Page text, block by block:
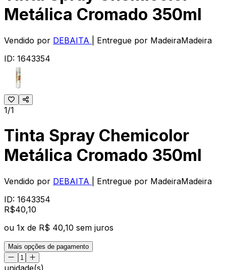
Metálica Cromado 350ml
Vendido por DEBAITA | Entregue por MadeiraMadeira
ID: 1643354
1/1
Tinta Spray Chemicolor
Metálica Cromado 350ml
Vendido por DEBAITA | Entregue por MadeiraMadeira
ID: 1643354
R$40,10
ou 1x de R$ 40,10 sem juros
Mais opções de pagamento
unidade(s)